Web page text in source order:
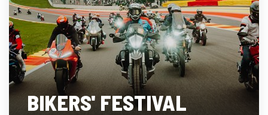
BIKERS' FESTIVAL